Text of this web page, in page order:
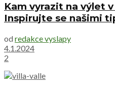
Kam vyrazit na výlet
Inspirujte se našimi
od redakce vyslapy
4.1.2024
2